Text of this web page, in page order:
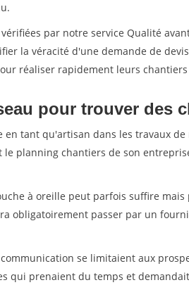
par notre service Qualité
la véracité d'une demande de
réaliser rapidement leurs
pour trouver des
tant qu'artisan dans les travaux
planning chantiers de son
à oreille peut parfois suffire
obligatoirement passer par un
se limitaient aux
qui prenaient du temps et